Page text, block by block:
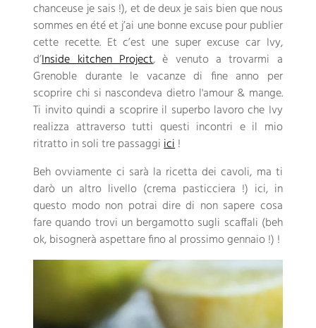
chanceuse je sais !),et de deux je sais bien que nous
sommes en été et j’ai une bonne excuse pour publier
cette recette. Et c’est une super excuse car Ivy,
d’Inside kitchen Project, è venuto a trovarmi a
Grenoble durante le vacanze di fine anno per
scoprire chi si nascondeva dietro l'amour & mange.
Ti invito quindi a scoprire il superbo lavoro che Ivy
realizza attraverso tutti questi incontri e il mio
ritratto in soli tre passaggiici!
Beh ovviamente ci sarà la ricetta dei cavoli, ma ti
darò un altro livello (crema pasticciera !) ici, in
questo modo non potrai dire di non sapere cosa
fare quando trovi un bergamotto sugli scaffali (beh
ok, bisognerà aspettare fino al prossimo gennaio !) !